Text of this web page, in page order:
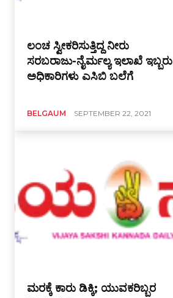
ಲಂಚ ಸ್ವೀಕರಿಸುತ್ತಿದ್ದ ನೀರು
ಸರಬರಾಜು-ನೈರ್ಮಲ್ಯ ಇಲಾಖೆ ಇಬ್ಬರು
ಅಧಿಕಾರಿಗಳು ಎಸಿಬಿ ಬಲೆಗೆ
BELGAUM SEPTEMBER 22, 2021
ಮರಕ್ಕೆ ಕಾರು ಡಿಕ್ಕಿ; ಯುವಕರಿಬ್ಬರ